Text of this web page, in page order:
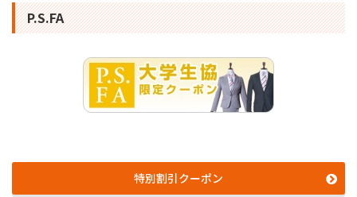
P.S.FA
特別割引クーポン